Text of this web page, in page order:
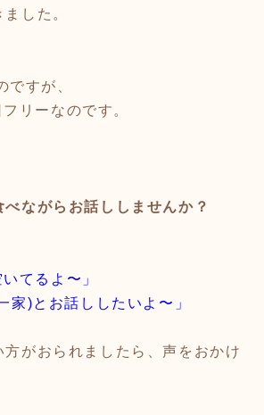
した。
ですが、
リーなのです。
ながらお話ししませんか？
てるよ〜」
家)とお話ししたいよ〜」
がおられましたら、声をおかけ